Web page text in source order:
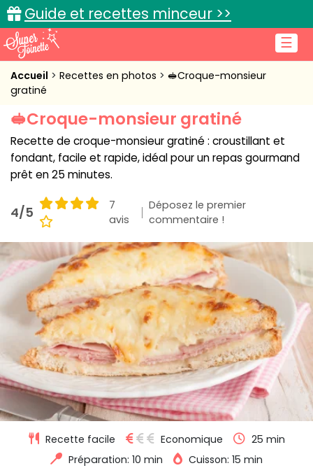
☰
Guide et recettes minceur >>
Accueil
Cuisine pratique
L'actu cuisine
Accueil Recettes en photos
🥪Croque-monsieur
gratiné
🥪Croque-monsieur gratiné
Recette de croque-monsieur gratiné : croustillant et
fondant, facile et rapide, idéal pour un repas gourmand
prêt en 25 minutes.
4/5
7
avis
Déposez le premier
commentaire !
Recette facile Economique
25 min
Préparation: 10 min
Cuisson: 15 min